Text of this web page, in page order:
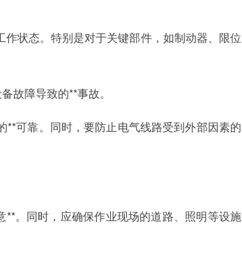
状态。特别是对于关键部件，如制动器、限位
故障导致的**事故。
可靠。同时，要防止电气线路受到外部因素的
。同时，应确保作业现场的道路、照明等设施